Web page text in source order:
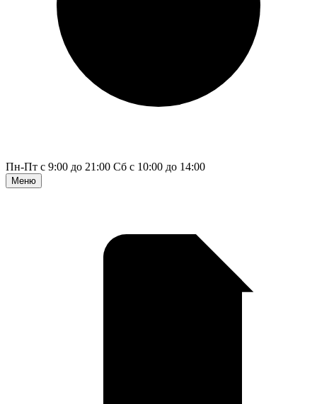
Пн-Пт с 9:00 до 21:00 Сб с 10:00 до 14:00
Меню